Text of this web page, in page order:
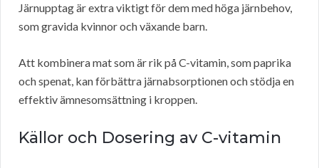
Järnupptag är extra viktigt för dem med höga järnbehov,
som gravida kvinnor och växande barn.
Att kombinera mat som är rik på C-vitamin, som paprika
och spenat, kan förbättra järnabsorptionen och stödja en
effektiv ämnesomsättning i kroppen.
Källor och Dosering av C-vitamin